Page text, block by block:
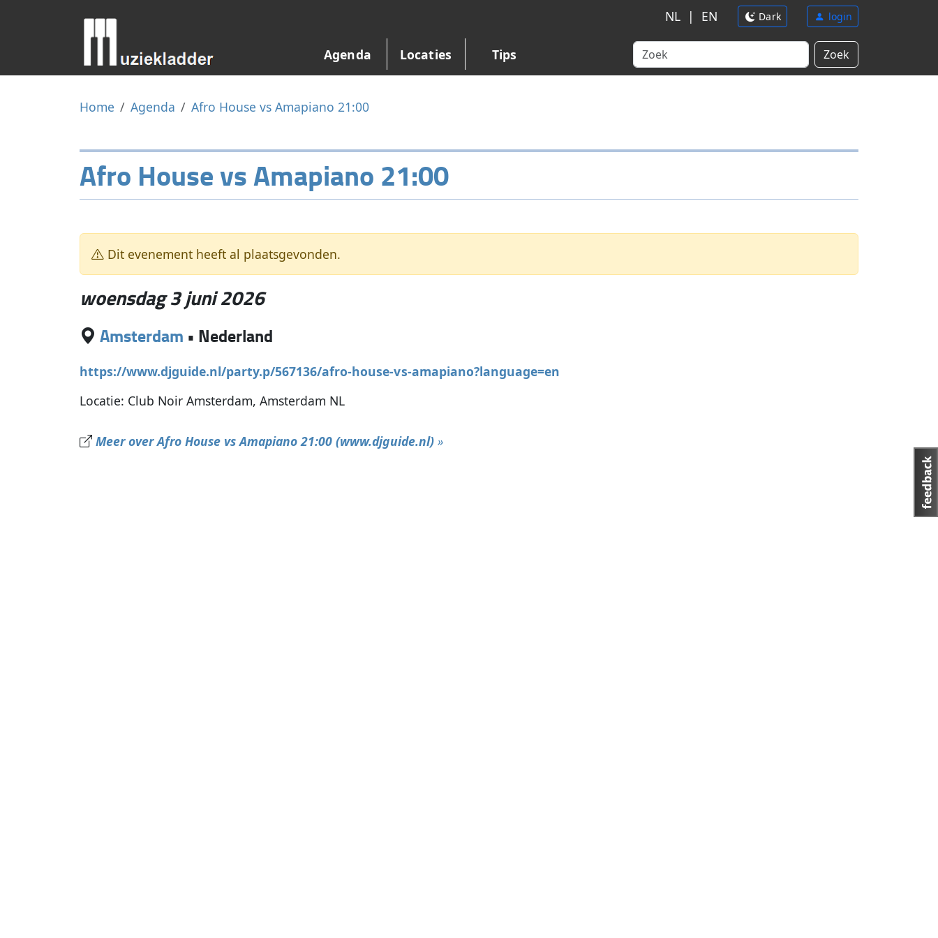
NL | EN Dark login
Agenda Locaties Tips Zoek
Home Agenda Afro House vs Amapiano 21:00
Afro House vs Amapiano 21:00
Dit evenement heeft al plaatsgevonden.
woensdag 3 juni 2026
Amsterdam • Nederland
https://www.djguide.nl/party.p/567136/afro-house-vs-amapiano?language=en
Locatie: Club Noir Amsterdam, Amsterdam NL
Meer over Afro House vs Amapiano 21:00 (www.djguide.nl)»